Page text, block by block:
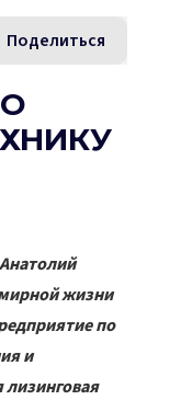
Поделиться
жизни
по
и
лизинговая